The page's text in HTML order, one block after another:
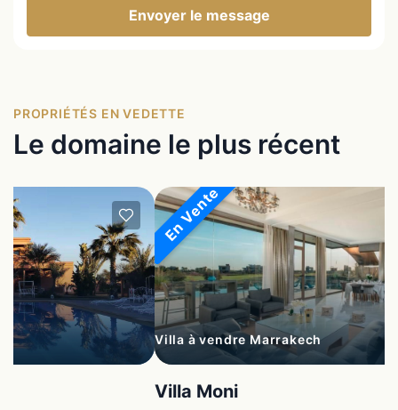
Envoyer le message
PROPRIÉTÉS EN VEDETTE
Le domaine le plus récent
En Vente
Villa à vendre Marrakech
Villa Moni